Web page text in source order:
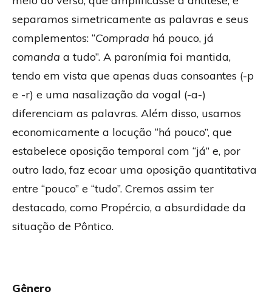
separamos simetricamente as palavras e seus
complementos: “Comprada há pouco, já
comanda a tudo”. A paronímia foi mantida,
tendo em vista que apenas duas consoantes (-p
e -r) e uma nasalização da vogal (-a-)
diferenciam as palavras. Além disso, usamos
economicamente a locução “há pouco”, que
estabelece oposição temporal com “já” e, por
outro lado, faz ecoar uma oposição quantitativa
entre “pouco” e “tudo”. Cremos assim ter
destacado, como Propércio, a absurdidade da
situação de Pôntico.
Gênero